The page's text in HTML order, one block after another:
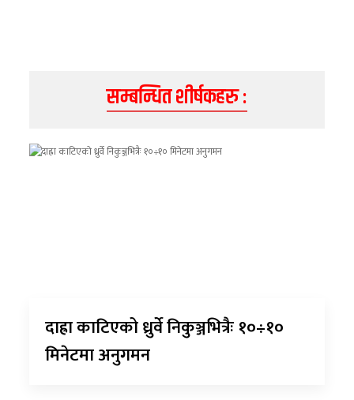
सम्बन्धित शीर्षकहरु :
दाह्रा काटिएको ध्रुर्वे निकुञ्जभित्रैः १०÷१०
मिनेटमा अनुगमन